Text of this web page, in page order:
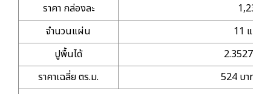
ราคา กล่องละ
1,233
จำนวนแผ่น
11 แผ่น
ปูพื้นได้
2.3527 ตร.
ราคาเฉลี่ย ตร.ม.
524 บาท/ตร